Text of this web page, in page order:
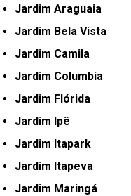
Jardim Araguaia
Jardim Bela Vista
Jardim Camila
Jardim Columbia
Jardim Flórida
Jardim Ipê
Jardim Itapark
Jardim Itapeva
Jardim Maringá